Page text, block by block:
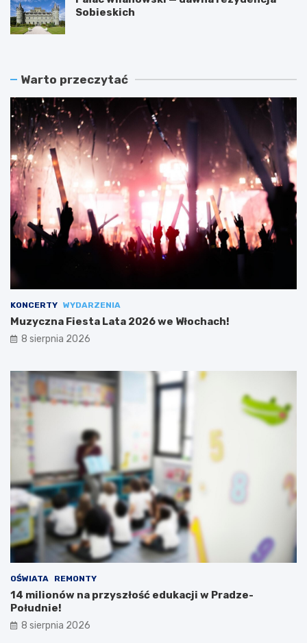
Sobieskich
Warto przeczytać
KONCERTY WYDARZENIA
Muzyczna Fiesta Lata 2026 we Włochach!
8 sierpnia 2026
OŚWIATA REMONTY
14 milionów na przyszłość edukacji w Pradze-
Południe!
8 sierpnia 2026